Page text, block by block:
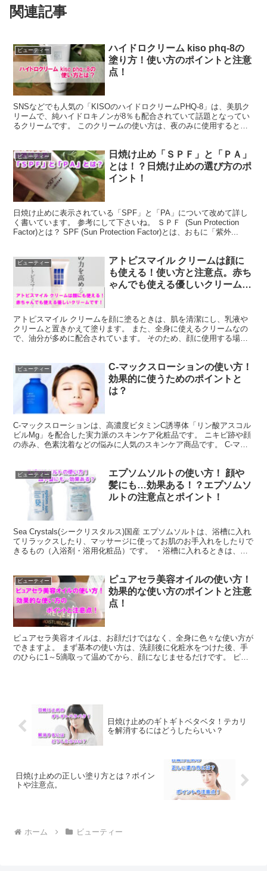
関連記事
ビューティー
ハイドロクリーム kiso phq-8の
塗り方！使い方のポイントと注意
点！
SNSなどでも人気の「KISOのハイドロクリームPHQ-8」は、美肌ク
リームで、純ハイドロキノンが8％も配合されていて話題となってい
るクリームです。 このクリームの使い方は、夜のみに使用するとい
ビューティー
日焼け止め「ＳＰＦ」と「ＰＡ」
とは！？日焼け止めの選び方のポ
イント！
日焼け止めに表示されている「SPF」と「PA」について改めて詳し
く書いています。 参考にして下さいね。 ＳＰＦ (Sun Protection
Factor)とは？ SPF (Sun Protection Factor)とは、おもに「紫外...
ビューティー
アトピスマイル クリームは顔に
も使える！使い方と注意点。赤ち
ゃんでも使える優しいクリームで
アトピスマイル クリームを顔に塗るときは、肌を清潔にし、乳液や
クリームと置きかえて塗ります。 また、全身に使えるクリームなの
で、油分が多めに配合されています。 そのため、顔に使用する場
ビューティー
C-マックスローションの使い方！
効果的に使うためのポイントと
は？
C-マックスローションは、高濃度ビタミンC誘導体「リン酸アスコル
ビルMg」を配合した実力派のスキンケア化粧品です。 ニキビ跡や顔
の赤み、色素沈着などの悩みに人気のスキンケア商品です。 C-マッ
ビューティー
エプソムソルトの使い方！ 顔や
髪にも…効果ある！？エプソムソ
ルトの注意点とポイント！
Sea Crystals(シークリスタルス)国産 エプソムソルトは、浴槽に入れ
てリラックスしたり、マッサージに使ってお肌のお手入れをしたりで
きるもの（入浴剤・浴用化粧品）です。 ・浴槽に入れるときは、お
ビューティー
ピュアセラ美容オイルの使い方！
効果的な使い方のポイントと注意
点！
ピュアセラ美容オイルは、お顔だけではなく、全身に色々な使い方が
できますよ。 まず基本の使い方は、洗顔後に化粧水をつけた後、手
のひらに1～5滴取って温めてから、顔になじませるだけです。 ピュ
日焼け止めのギトギトベタベタ！テカリ
を解消するにはどうしたらいい？
日焼け止めの正しい塗り方とは？ポイン
トや注意点。
ホーム ビューティー